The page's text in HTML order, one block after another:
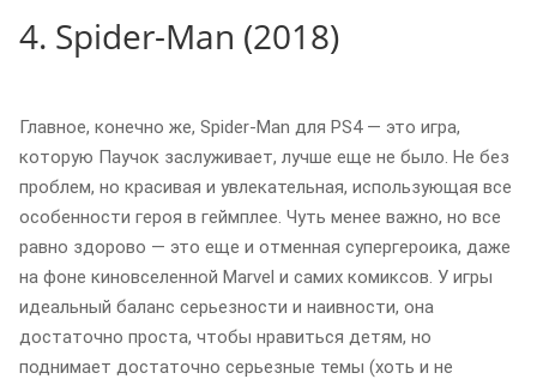
4. Spider-Man (2018)
Главное, конечно же, Spider-Man для PS4 — это игра,
которую Паучок заслуживает, лучше еще не было. Не без
проблем, но красивая и увлекательная, использующая все
особенности героя в геймплее. Чуть менее важно, но все
равно здорово — это еще и отменная супергероика, даже
на фоне киновселенной Marvel и самих комиксов. У игры
идеальный баланс серьезности и наивности, она
достаточно проста, чтобы нравиться детям, но
поднимает достаточно серьезные темы (хоть и не